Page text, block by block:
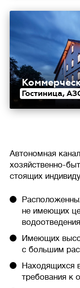
Гостиница,
Автономная
хозяйственно-
стоящих
не имеющих
Имеющих
с большим
Находящихся
требования к